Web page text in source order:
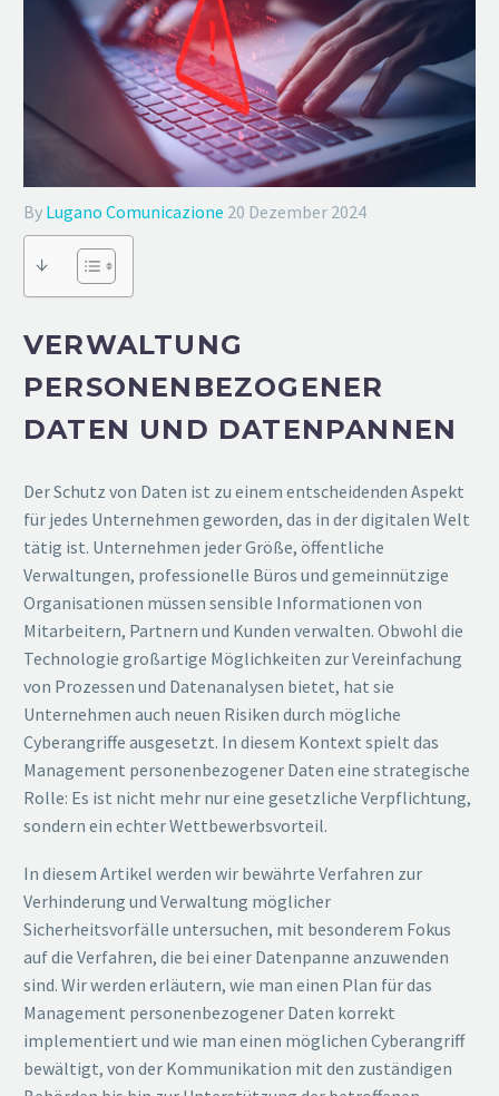
By Lugano Comunicazione 20 Dezember 2024
↓
VERWALTUNG
PERSONENBEZOGENER
DATEN UND DATENPANNEN
Der Schutz von Daten ist zu einem entscheidenden Aspekt
für jedes Unternehmen geworden, das in der digitalen Welt
tätig ist. Unternehmen jeder Größe, öffentliche
Verwaltungen, professionelle Büros und gemeinnützige
Organisationen müssen sensible Informationen von
Mitarbeitern, Partnern und Kunden verwalten. Obwohl die
Technologie großartige Möglichkeiten zur Vereinfachung
von Prozessen und Datenanalysen bietet, hat sie
Unternehmen auch neuen Risiken durch mögliche
Cyberangriffe ausgesetzt. In diesem Kontext spielt das
Management personenbezogener Daten eine strategische
Rolle: Es ist nicht mehr nur eine gesetzliche Verpflichtung,
sondern ein echter Wettbewerbsvorteil.
In diesem Artikel werden wir bewährte Verfahren zur
Verhinderung und Verwaltung möglicher
Sicherheitsvorfälle untersuchen, mit besonderem Fokus
auf die Verfahren, die bei einer Datenpanne anzuwenden
sind. Wir werden erläutern, wie man einen Plan für das
Management personenbezogener Daten korrekt
implementiert und wie man einen möglichen Cyberangriff
bewältigt, von der Kommunikation mit den zuständigen